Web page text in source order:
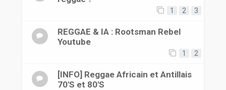
1 2 3
REGGAE & IA : Rootsman Rebel
Youtube
1 2
[INFO] Reggae Africain et Antillais
70'S et 80'S